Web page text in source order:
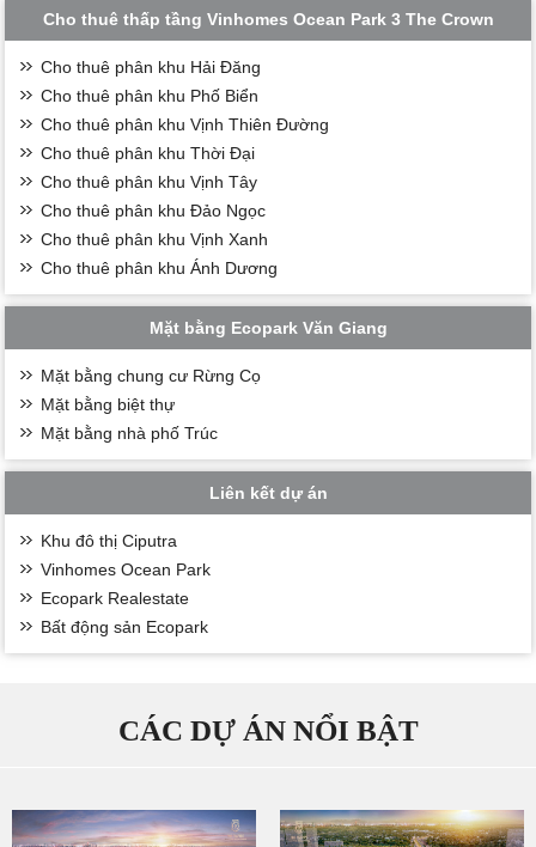
Cho thuê thấp tầng Vinhomes Ocean Park 3 The Crown
Cho thuê phân khu Hải Đăng
Cho thuê phân khu Phố Biển
Cho thuê phân khu Vịnh Thiên Đường
Cho thuê phân khu Thời Đại
Cho thuê phân khu Vịnh Tây
Cho thuê phân khu Đảo Ngọc
Cho thuê phân khu Vịnh Xanh
Cho thuê phân khu Ánh Dương
Mặt bằng Ecopark Văn Giang
Mặt bằng chung cư Rừng Cọ
Mặt bằng biệt thự
Mặt bằng nhà phố Trúc
Liên kết dự án
Khu đô thị Ciputra
Vinhomes Ocean Park
Ecopark Realestate
Bất động sản Ecopark
CÁC DỰ ÁN NỔI BẬT